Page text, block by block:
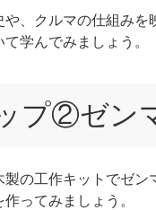
や、クルマの仕組み
学んでみましょう。
プ②ゼン
製の工作キットでゼ
ってみましょう。